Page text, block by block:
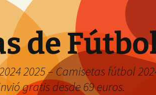
de
2025 – Camisetas fútbol
gratis desde 69 euros.